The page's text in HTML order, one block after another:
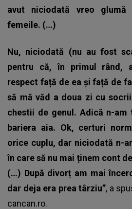
avut niciodată vreo
femeile. (…)
Nu, niciodată (nu au fost
pentru că, în primul rând,
respect față de ea și față de
să mă văd a doua zi cu
chestii de genul. Adică n-
bariera aia. Ok, certuri
orice cuplu, dar niciodată n-
în care să nu mai ținem cont
(…) După divorț am mai
dar deja era prea târziu”, a
cancan.ro.